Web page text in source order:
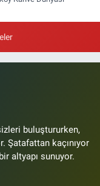
buluştururken,
Şatafattan kaçınıyor
altyapı sunuyor.